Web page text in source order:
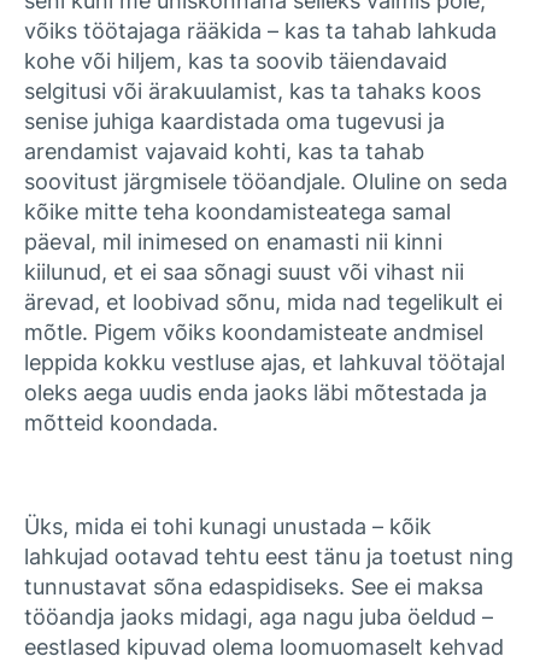
võiks töötajaga rääkida – kas ta tahab lahkuda
kohe või hiljem, kas ta soovib täiendavaid
selgitusi või ärakuulamist, kas ta tahaks koos
senise juhiga kaardistada oma tugevusi ja
arendamist vajavaid kohti, kas ta tahab
soovitust järgmisele tööandjale. Oluline on seda
kõike mitte teha koondamisteatega samal
päeval, mil inimesed on enamasti nii kinni
kiilunud, et ei saa sõnagi suust või vihast nii
ärevad, et loobivad sõnu, mida nad tegelikult ei
mõtle. Pigem võiks koondamisteate andmisel
leppida kokku vestluse ajas, et lahkuval töötajal
oleks aega uudis enda jaoks läbi mõtestada ja
mõtteid koondada.
Üks, mida ei tohi kunagi unustada – kõik
lahkujad ootavad tehtu eest tänu ja toetust ning
tunnustavat sõna edaspidiseks. See ei maksa
tööandja jaoks midagi, aga nagu juba öeldud –
eestlased kipuvad olema loomuomaselt kehvad